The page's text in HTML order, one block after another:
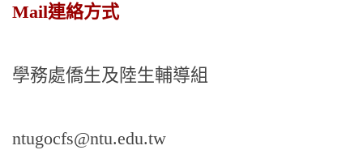
Mail連絡方式
學務處僑生及陸生輔導組
ntugocfs@ntu.edu.tw